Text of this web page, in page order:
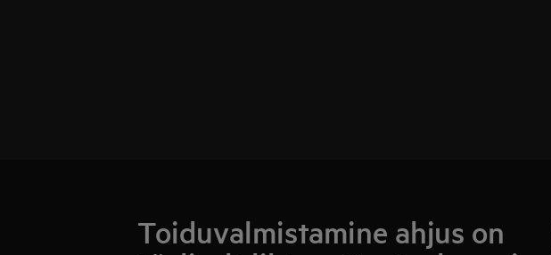
Toiduvalmistamine ahjus on